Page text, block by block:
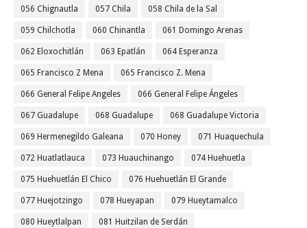
056 Chignautla 057 Chila 058 Chila de la Sal
059 Chilchotla 060 Chinantla 061 Domingo Arenas
062 Eloxochitlán 063 Epatlán 064 Esperanza
065 Francisco Z Mena 065 Francisco Z. Mena
066 General Felipe Angeles 066 General Felipe Ángeles
067 Guadalupe 068 Guadalupe 068 Guadalupe Victoria
069 Hermenegildo Galeana 070 Honey 071 Huaquechula
072 Huatlatlauca 073 Huauchinango 074 Huehuetla
075 Huehuetlán El Chico 076 Huehuetlán El Grande
077 Huejotzingo 078 Hueyapan 079 Hueytamalco
080 Hueytlalpan 081 Huitzilan de Serdán